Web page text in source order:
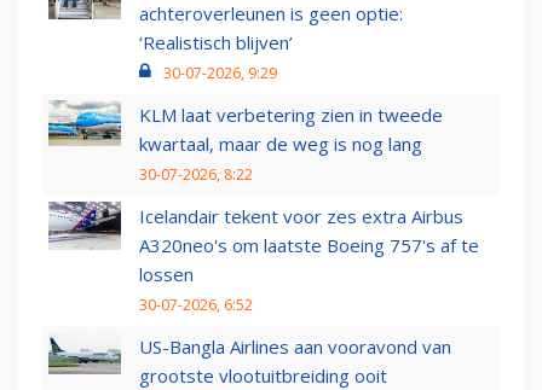
achteroverleunen is geen optie:
‘Realistisch blijven’
30-07-2026, 9:29
KLM laat verbetering zien in tweede
kwartaal, maar de weg is nog lang
30-07-2026, 8:22
Icelandair tekent voor zes extra Airbus
A320neo's om laatste Boeing 757's af te
lossen
30-07-2026, 6:52
US-Bangla Airlines aan vooravond van
grootste vlootuitbreiding ooit